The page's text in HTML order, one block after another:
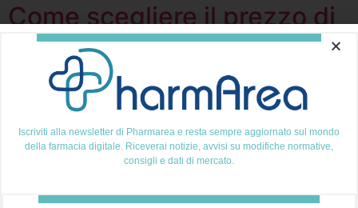
Come scegliere il prezzo di
un prodotto
Come dare valore ad un prodotto in vendita? La
Iscriviti alla newsletter di Pharmarea e resta sempre aggiornato sul mondo
della farmacia digitale. Riceverai notizie, avvisi su modifiche normative,
consigli e dati di mercato.